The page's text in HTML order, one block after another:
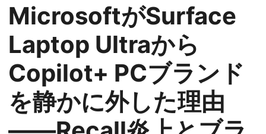
MicrosoftがSurface
Laptop Ultraから
Copilot+ PCブランド
を静かに外した理由